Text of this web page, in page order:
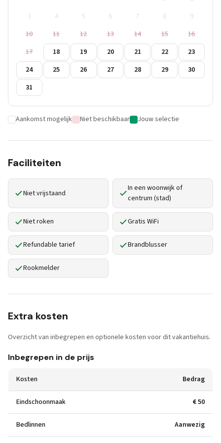
3
4 5 6 7 8
9
10
11 12 13 14 15
16
17
18 19 20 21 22
23
24
25 26 27 28 29
30
31
Aankomst mogelijk Niet beschikbaar Jouw selectie
Faciliteiten
Niet vrijstaand
In een woonwijk of
centrum (stad)
Niet roken Gratis WiFi
Refundable tarief Brandblusser
Rookmelder
Extra kosten
Overzicht van inbegrepen en optionele kosten voor dit vakantiehuis.
Inbegrepen in de prijs
Kosten Bedrag
Eindschoonmaak € 50
Bedlinnen Aanwezig